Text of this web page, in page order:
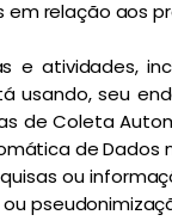
relação
e atividades,
seu
de Coleta
de Dados
ou